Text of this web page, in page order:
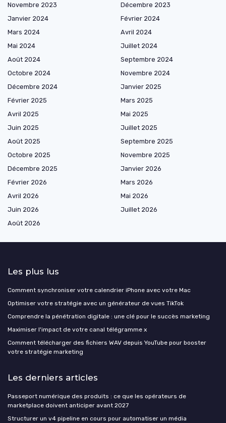
Novembre 2023
Décembre 2023
Janvier 2024
Février 2024
Mars 2024
Avril 2024
Mai 2024
Juillet 2024
Août 2024
Septembre 2024
Octobre 2024
Novembre 2024
Décembre 2024
Janvier 2025
Février 2025
Mars 2025
Avril 2025
Mai 2025
Juin 2025
Juillet 2025
Août 2025
Septembre 2025
Octobre 2025
Novembre 2025
Décembre 2025
Janvier 2026
Février 2026
Mars 2026
Avril 2026
Mai 2026
Juin 2026
Juillet 2026
Août 2026
Les plus lus
Comment synchroniser votre calendrier iPhone avec votre Mac
Optimiser votre stratégie avec un générateur de vues TikTok
Comprendre la pénétration digitale : une clé pour le succès marketing
Maximiser l'impact de votre canal télégramme x
Comment télécharger des fichiers WAV depuis YouTube pour booster
votre stratégie marketing
Les derniers articles
Passeport numérique des produits : ce que les opérateurs de
marketplace doivent anticiper avant 2027
Structurer un v4 pipeline en cours pour automatiser un média